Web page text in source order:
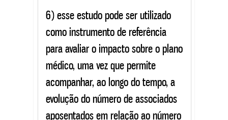
6) esse estudo pode ser utilizado
como instrumento de referência
para avaliar o impacto sobre o plano
médico, uma vez que permite
acompanhar, ao longo do tempo, a
evolução do número de associados
aposentados em relação ao número